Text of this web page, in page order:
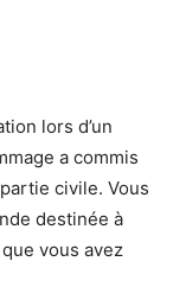
lors d’un
a commis
civile. Vous
destinée à
vous avez